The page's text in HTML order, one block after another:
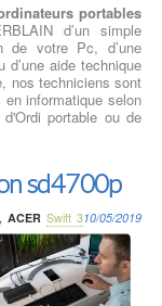
portables
d’un simple
de votre Pc, d’une
d’une aide technique
nos techniciens sont
informatique selon
portable ou de
sd4700p
10/05/2019
ACER Swift 3